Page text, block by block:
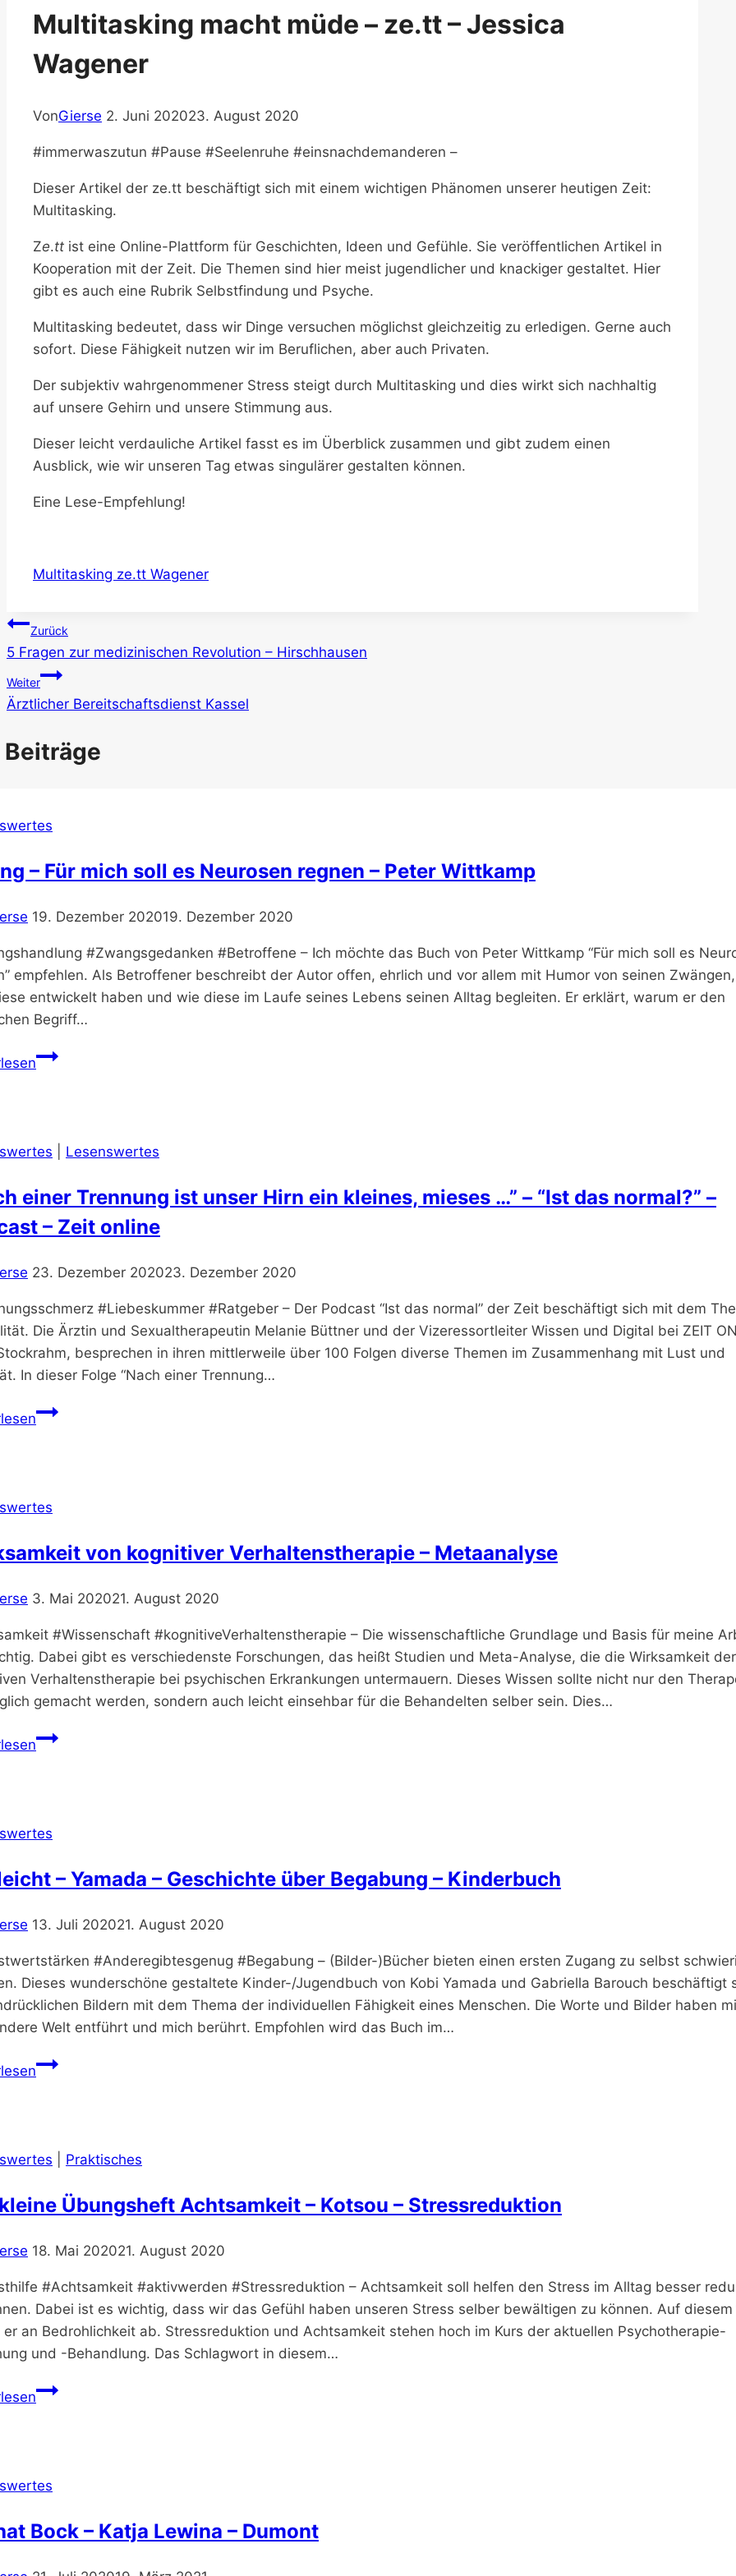
Multitasking macht müde – ze.tt – Jessica
Wagener
VonGierse 2. Juni 202023. August 2020
#immerwaszutun #Pause #Seelenruhe #einsnachdemanderen –
Dieser Artikel der ze.tt beschäftigt sich mit einem wichtigen Phänomen unserer heutigen Zeit:
Multitasking.
Ze.tt ist eine Online-Plattform für Geschichten, Ideen und Gefühle. Sie veröffentlichen Artikel in
Kooperation mit der Zeit. Die Themen sind hier meist jugendlicher und knackiger gestaltet. Hier
gibt es auch eine Rubrik Selbstfindung und Psyche.
Multitasking bedeutet, dass wir Dinge versuchen möglichst gleichzeitig zu erledigen. Gerne auch
sofort. Diese Fähigkeit nutzen wir im Beruflichen, aber auch Privaten.
Der subjektiv wahrgenommener Stress steigt durch Multitasking und dies wirkt sich nachhaltig
auf unsere Gehirn und unsere Stimmung aus.
Dieser leicht verdauliche Artikel fasst es im Überblick zusammen und gibt zudem einen
Ausblick, wie wir unseren Tag etwas singulärer gestalten können.
Eine Lese-Empfehlung!
Multitasking ze.tt Wagener
Beitragsnavigation
Zurück
5 Fragen zur medizinischen Revolution – Hirschhausen
Weiter
Ärztlicher Bereitschaftsdienst Kassel
– Für mich soll es Neurosen regnen – Peter Wittkamp
19. Dezember 202019. Dezember 2020
#Zwangsgedanken #Betroffene – Ich möchte das Buch von Peter Wittkamp “Für mich soll es
empfehlen. Als Betroffener beschreibt der Autor offen, ehrlich und vor allem mit Humor von seinen
entwickelt haben und wie diese im Laufe seines Lebens seinen Alltag begleiten. Er erklärt, warum er den
Begriff…
Zwang
Neurosen
regnen
–
Wittkamp
Lesenswertes
einer Trennung ist unser Hirn ein kleines, mieses …” – “Ist das normal?” –
– Zeit online
23. Dezember 202023. Dezember 2020
#Liebeskummer #Ratgeber – Der Podcast “Ist das normal” der Zeit beschäftigt sich mit dem
Die Ärztin und Sexualtherapeutin Melanie Büttner und der Vizeressortleiter Wissen und Digital bei ZEIT
besprechen in ihren mittlerweile über 100 Folgen diverse Themen im Zusammenhang mit Lust und
In dieser Folge “Nach einer Trennung…
“Nach
ein
kleines,
…”
–
“Ist
das
normal?”
Podcast
von kognitiver Verhaltenstherapie – Metaanalyse
3. Mai 202021. August 2020
#Wissenschaft #kognitiveVerhaltenstherapie – Die wissenschaftliche Grundlage und Basis für meine
Dabei gibt es verschiedenste Forschungen, das heißt Studien und Meta-Analyse, die die Wirksamkeit der
Verhaltenstherapie bei psychischen Erkrankungen untermauern. Dieses Wissen sollte nicht nur den
gemacht werden, sondern auch leicht einsehbar für die Behandelten selber sein. Dies…
Wirksamkeit
– Yamada – Geschichte über Begabung – Kinderbuch
13. Juli 202021. August 2020
#Anderegibtesgenug #Begabung – (Bilder-)Bücher bieten einen ersten Zugang zu selbst
Dieses wunderschöne gestaltete Kinder-/Jugendbuch von Kobi Yamada und Gabriella Barouch beschäftigt
Bildern mit dem Thema der individuellen Fähigkeit eines Menschen. Die Worte und Bilder haben
Welt entführt und mich berührt. Empfohlen wird das Buch im…
Vielleicht
Geschichte
über
Begabung
–
Praktisches
Übungsheft Achtsamkeit – Kotsou – Stressreduktion
18. Mai 202021. August 2020
#Achtsamkeit #aktivwerden #Stressreduktion – Achtsamkeit soll helfen den Stress im Alltag besser
Dabei ist es wichtig, dass wir das Gefühl haben unseren Stress selber bewältigen zu können. Auf diesem
er an Bedrohlichkeit ab. Stressreduktion und Achtsamkeit stehen hoch im Kurs der aktuellen Psychotherapie-
und -Behandlung. Das Schlagwort in diesem…
das
–
Stressreduktion
Bock – Katja Lewina – Dumont